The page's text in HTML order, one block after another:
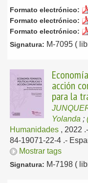
Formato electrónico:
Formato electrónico:
Formato electrónico:
Signatura: M-7095 (
acción
para la
Yolanda ;
Humanidades , 2022
84-19071-22-4 .-
Mostrar tags
Signatura: M-7198 (